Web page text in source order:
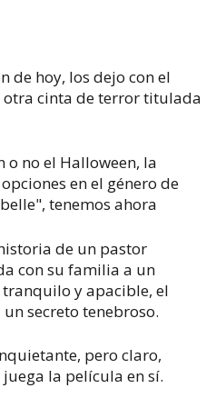
de hoy, los dejo con el
otra cinta de terror titulada
o no el Halloween, la
en el género de
tenemos ahora
de un pastor
con su familia a un
y apacible, el
secreto tenebroso.
pero claro,
la película en sí.